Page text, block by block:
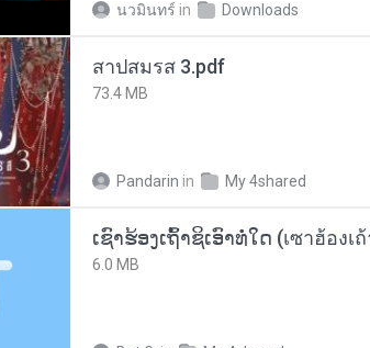
นวมินทร์ in Downloads
สาปสมรส 3.pdf
73.4 MB
Pandarin in My 4shared
6.0 MB